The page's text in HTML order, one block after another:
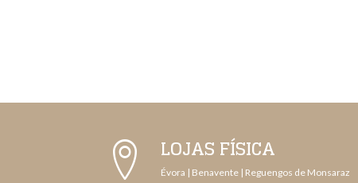
LOJAS FÍSICA
Évora | Benavente | Reguengos de Monsaraz